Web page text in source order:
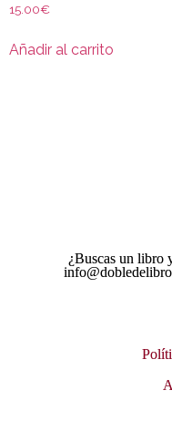
15.00€
Añadir al carrito
¿Buscas un libro